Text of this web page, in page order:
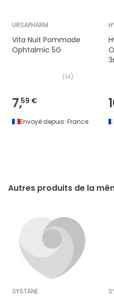
URSAPHARM
Vita Nuit Pommade
Ophtalmic 5G
(14)
7,59 €
Envoyé depuis: France
Autres produits de la
SYSTANE